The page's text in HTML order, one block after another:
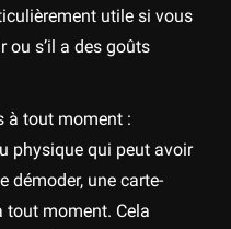
utile si vous
ou s’il a des goûts
à tout moment :
physique qui peut avoir
démoder, une carte-
tout moment. Cela